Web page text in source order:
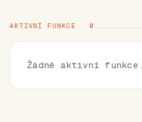
AKTIVNÍ FUNKCE · 0
Žádné aktivní funkce.